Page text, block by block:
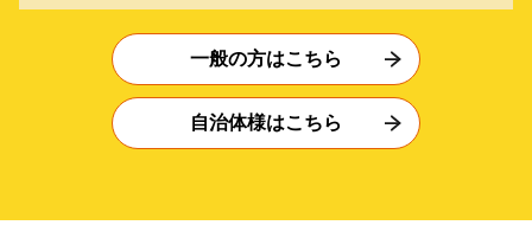
一般の方はこちら
自治体様はこちら